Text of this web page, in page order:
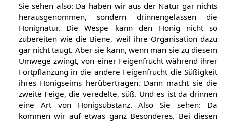
Sie sehen also: Da haben wir aus der Natur gar nichts
herausgenommen, sondern drinnengelassen die
Honignatur. Die Wespe kann den Honig nicht so
zubereiten wie die Biene, weil ihre Organisation dazu
gar nicht taugt. Aber sie kann, wenn man sie zu diesem
Umwege zwingt, von einer Feigenfrucht während ihrer
Fortpflanzung in die andere Feigenfrucht die Süßigkeit
ihres Honigseims herübertragen. Dann macht sie die
zweite Feige, die veredelte, süß. Und es ist da drinnen
eine Art von Honigsubstanz. Also Sie sehen: Da
kommen wir auf etwas ganz Besonderes. Bei diesen